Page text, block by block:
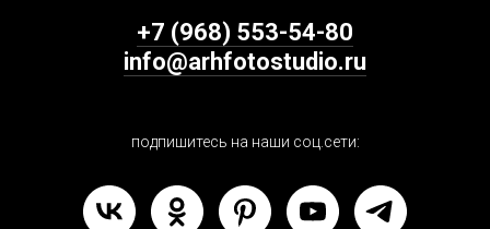
+7 (968) 553-54-80
info@arhfotostudio.ru
подпишитесь на наши соц.сети: